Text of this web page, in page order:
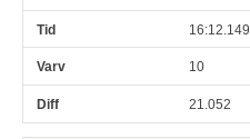
16:12.149
10
21.052